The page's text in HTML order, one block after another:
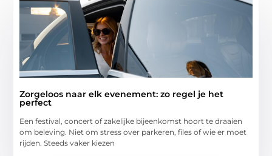
Zorgeloos naar elk evenement: zo regel je het
perfect
Een festival, concert of zakelijke bijeenkomst hoort te draaien
om beleving. Niet om stress over parkeren, files of wie er moet
rijden. Steeds vaker kiezen